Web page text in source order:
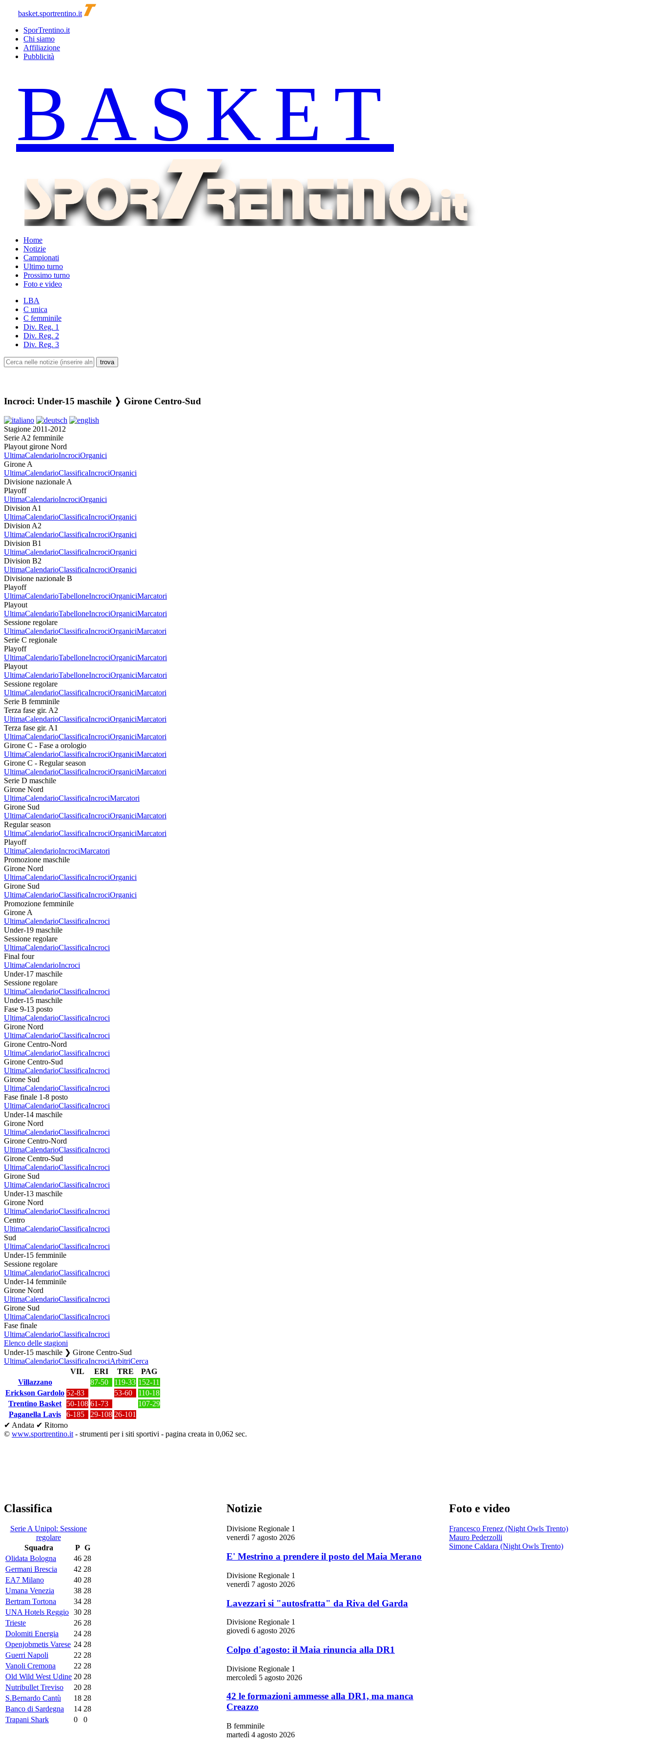
basket.sportrentino.it
SporTrentino.it
Chi siamo
Affiliazione
Pubblicità
Home
Notizie
Campionati
Ultimo turno
Prossimo turno
Foto e video
LBA
C unica
C femminile
Div. Reg. 1
Div. Reg. 2
Div. Reg. 3
Incroci: Under-15 maschile ❭ Girone Centro-Sud
Stagione 2011-2012
Serie A2 femminile
Playout girone Nord
UltimaCalendarioIncrociOrganici
Girone A
UltimaCalendarioClassificaIncrociOrganici
Divisione nazionale A
Playoff
UltimaCalendarioIncrociOrganici
Division A1
UltimaCalendarioClassificaIncrociOrganici
Division A2
UltimaCalendarioClassificaIncrociOrganici
Division B1
UltimaCalendarioClassificaIncrociOrganici
Division B2
UltimaCalendarioClassificaIncrociOrganici
Divisione nazionale B
Playoff
UltimaCalendarioTabelloneIncrociOrganiciMarcatori
Playout
UltimaCalendarioTabelloneIncrociOrganiciMarcatori
Sessione regolare
UltimaCalendarioClassificaIncrociOrganiciMarcatori
Serie C regionale
Playoff
UltimaCalendarioTabelloneIncrociOrganiciMarcatori
Playout
UltimaCalendarioTabelloneIncrociOrganiciMarcatori
Sessione regolare
UltimaCalendarioClassificaIncrociOrganiciMarcatori
Serie B femminile
Terza fase gir. A2
UltimaCalendarioClassificaIncrociOrganiciMarcatori
Terza fase gir. A1
UltimaCalendarioClassificaIncrociOrganiciMarcatori
Girone C - Fase a orologio
UltimaCalendarioClassificaIncrociOrganiciMarcatori
Girone C - Regular season
UltimaCalendarioClassificaIncrociOrganiciMarcatori
Serie D maschile
Girone Nord
UltimaCalendarioClassificaIncrociMarcatori
Girone Sud
UltimaCalendarioClassificaIncrociOrganiciMarcatori
Regular season
UltimaCalendarioClassificaIncrociOrganiciMarcatori
Playoff
UltimaCalendarioIncrociMarcatori
Promozione maschile
Girone Nord
UltimaCalendarioClassificaIncrociOrganici
Girone Sud
UltimaCalendarioClassificaIncrociOrganici
Promozione femminile
Girone A
UltimaCalendarioClassificaIncroci
Under-19 maschile
Sessione regolare
UltimaCalendarioClassificaIncroci
Final four
UltimaCalendarioIncroci
Under-17 maschile
Sessione regolare
UltimaCalendarioClassificaIncroci
Under-15 maschile
Fase 9-13 posto
UltimaCalendarioClassificaIncroci
Girone Nord
UltimaCalendarioClassificaIncroci
Girone Centro-Nord
UltimaCalendarioClassificaIncroci
Girone Centro-Sud
UltimaCalendarioClassificaIncroci
Girone Sud
UltimaCalendarioClassificaIncroci
Fase finale 1-8 posto
UltimaCalendarioClassificaIncroci
Under-14 maschile
Girone Nord
UltimaCalendarioClassificaIncroci
Girone Centro-Nord
UltimaCalendarioClassificaIncroci
Girone Centro-Sud
UltimaCalendarioClassificaIncroci
Girone Sud
UltimaCalendarioClassificaIncroci
Under-13 maschile
Girone Nord
UltimaCalendarioClassificaIncroci
Centro
UltimaCalendarioClassificaIncroci
Sud
UltimaCalendarioClassificaIncroci
Under-15 femminile
Sessione regolare
UltimaCalendarioClassificaIncroci
Under-14 femminile
Girone Nord
UltimaCalendarioClassificaIncroci
Girone Sud
UltimaCalendarioClassificaIncroci
Fase finale
UltimaCalendarioClassificaIncroci
Elenco delle stagioni
Under-15 maschile ❯ Girone Centro-Sud
UltimaCalendarioClassificaIncrociArbitriCerca
VIL
ERI TRE
PAG
Villazzano
87-50 119-33 152-11
Erickson Gardolo 52-83 53-60
110-18
Trentino Basket
50-108 61-73
107-29
Paganella Lavis
6-185 29-108 26-101
✔ Andata ✔ Ritorno
© www.sportrentino.it - strumenti per i siti sportivi - pagina creata in 0,062 sec.
Classifica
Serie A Unipol: Sessione
regolare
Squadra
P G
Olidata Bologna
46 28
Germani Brescia
42 28
EA7 Milano
40 28
Umana Venezia
38 28
Bertram Tortona
34 28
UNA Hotels Reggio 30 28
Trieste
26 28
Dolomiti Energia
24 28
Openjobmetis Varese 24 28
Guerri Napoli
22 28
Vanoli Cremona
22 28
Old Wild West Udine 20 28
Nutribullet Treviso
20 28
S.Bernardo Cantù
18 28
Banco di Sardegna
14 28
Trapani Shark
0 0
Notizie
Divisione Regionale 1
venerdì 7 agosto 2026
E' Mestrino a prendere il posto del Maia Merano
Divisione Regionale 1
venerdì 7 agosto 2026
Lavezzari si "autosfratta" da Riva del Garda
Divisione Regionale 1
giovedì 6 agosto 2026
Colpo d'agosto: il Maia rinuncia alla DR1
Divisione Regionale 1
mercoledì 5 agosto 2026
42 le formazioni ammesse alla DR1, ma manca
Creazzo
B femminile
martedì 4 agosto 2026
Foto e video
Francesco Frenez (Night Owls Trento)
Mauro Pederzolli
Simone Caldara (Night Owls Trento)